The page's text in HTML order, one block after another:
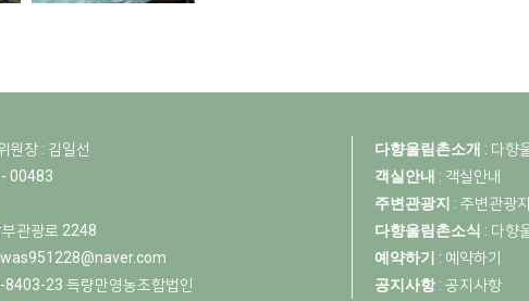
원장 : 김일선
- 00483
관광로 2248
23 득량만영농조합법인
다향울림촌소개 : 다향
객실안내 : 객실안내
주변관광지 : 주변관광지
다향울림촌소식 : 다향
예약하기 : 예약하기
공지사항 : 공지사항